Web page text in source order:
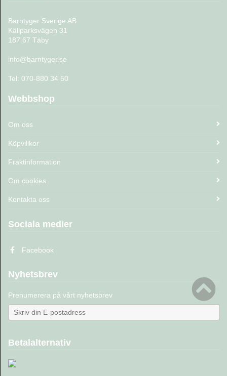
Barntyger Sverige AB
Källparksvägen 31
187 67 Täby
info@barntyger.se
Tel: 070-880 34 50
Webbshop
Om oss
Köpvillkor
Fraktinformation
Om cookies
Kontakta oss
Sociala medier
Facebook
Nyhetsbrev
Prenumerera på vårt nyhetsbrev
Betalalternativ